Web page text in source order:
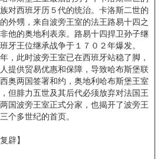
对西班牙历５代的统治。卡洛斯二世的
外甥，来自波旁王室的法王路易十四之
他的奥地利表亲。路易十四捍卫孙子继
牙王位继承战争于１７０２年爆发。
此时波旁王室已在西班牙站稳了脚，
提供贸易优惠和保障，导致哈布斯堡联
奥两国签署和约，奥地利哈布斯堡王室
但腓力五世及其后代必须放弃对法国王
国波旁王室正式分家，也揭开了波旁王
个多世纪的首页。
辟】